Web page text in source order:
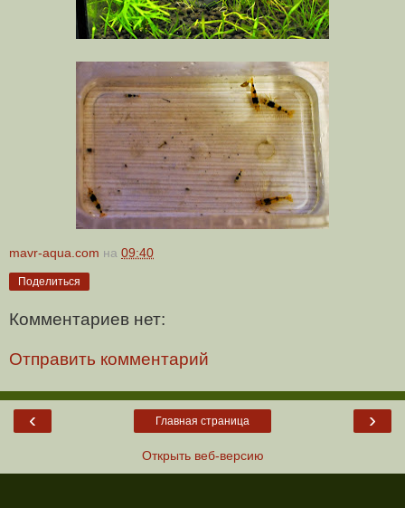
mavr-aqua.com на 09:40
Поделиться
Комментариев нет:
Отправить комментарий
‹ ›
Главная страница
Открыть веб-версию